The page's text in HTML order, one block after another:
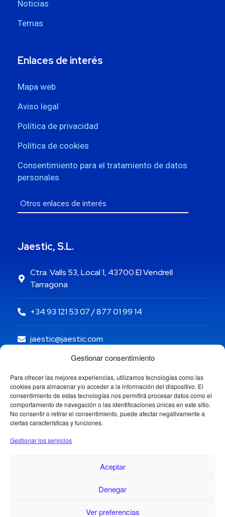
Gestionar consentimiento
Para ofrecer las mejores experiencias, utilizamos tecnologías como las
cookies para almacenar y/o acceder a la información del dispositivo. El
consentimiento de estas tecnologías nos permitirá procesar datos como el
comportamiento de navegación o las identificaciones únicas en este sitio.
No consentir o retirar el consentimiento, puede afectar negativamente a
ciertas características y funciones.
Gestionar los servicios
Aceptar
Denegar
Ver preferencias
Noticias
Temas
Enlaces de interés
Mapa web
Aviso legal
Política de privacidad
Política de cookies
Consentimiento para el tratamiento de datos
personales
Jaestic, S.L.
Ctra. Valls 53, Local 1, 43700 El Vendrell
Tarragona
+34 93 121 53 07 / 877 01 99 14
jaestic@jaestic.com
Copyright © 2024 Jaestic S.L. Todos los derechos